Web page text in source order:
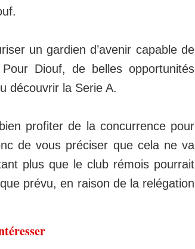
un gardien d’avenir capable de
Diouf, de belles opportunités
découvrir la Serie A.
profiter de la concurrence pour
de vous préciser que cela ne va
plus que le club rémois pourrait
prévu, en raison de la relégation